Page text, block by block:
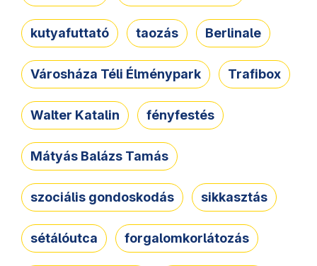
kutyafuttató taozás Berlinale
Városháza Téli Élménypark Trafibox
Walter Katalin fényfestés
Mátyás Balázs Tamás
szociális gondoskodás sikkasztás
sétálóutca forgalomkorlátozás